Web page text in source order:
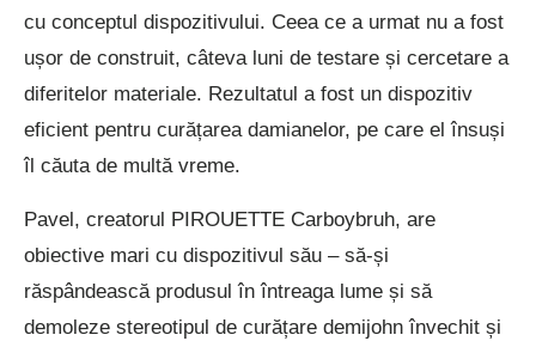
cu conceptul dispozitivului. Ceea ce a urmat nu a fost
ușor de construit, câteva luni de testare și cercetare a
diferitelor materiale. Rezultatul a fost un dispozitiv
eficient pentru curățarea damianelor, pe care el însuși
îl căuta de multă vreme.
Pavel, creatorul PIROUETTE Carboybruh, are
obiective mari cu dispozitivul său – să-și
răspândească produsul în întreaga lume și să
demoleze stereotipul de curățare demijohn învechit și